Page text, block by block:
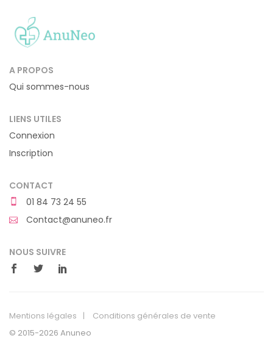
A PROPOS
Qui sommes-nous
LIENS UTILES
Connexion
Inscription
CONTACT
01 84 73 24 55
Contact@anuneo.fr
NOUS SUIVRE
Mentions légales
Conditions générales de vente
© 2015-2026 Anuneo